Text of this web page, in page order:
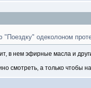
"Поездку" одеколоном
в нем эфирные масла и
смотреть, а только чтобы